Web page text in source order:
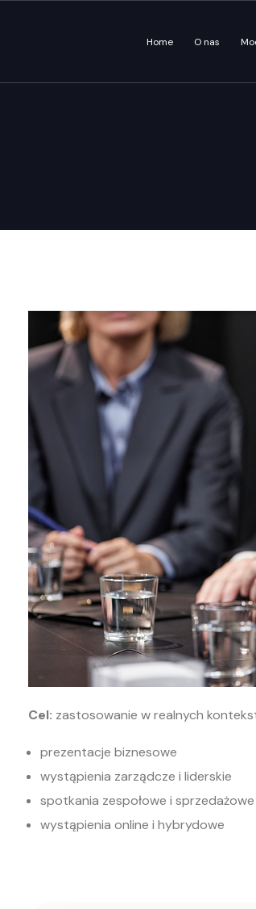
Home O nas
Cel: zastosowanie w realnych
prezentacje biznesowe
wystąpienia zarządcze i liderskie
spotkania zespołowe i sprzedażowe
wystąpienia online i hybrydowe